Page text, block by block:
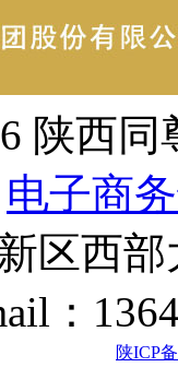
陕西
电子商
区西
：
陕ICP